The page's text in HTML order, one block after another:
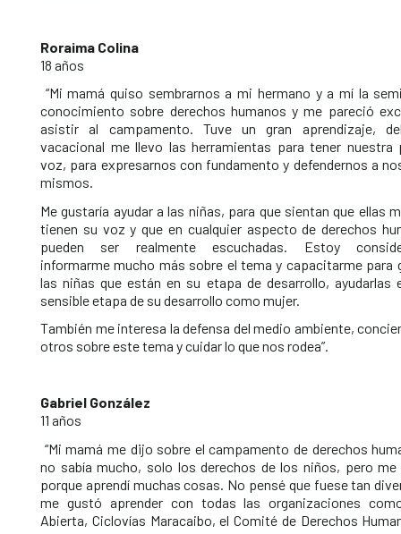
Roraima Colina
18 años
“Mi mamá quiso sembrarnos a mi hermano y a mí la
conocimiento sobre derechos humanos y me pareció
asistir al campamento. Tuve un gran aprendizaje,
vacacional me llevo las herramientas para tener nuestra
voz, para expresarnos con fundamento y defendernos a
mismos.
Me gustaría ayudar a las niñas, para que sientan que ellas
tienen su voz y que en cualquier aspecto de derechos
pueden ser realmente escuchadas. Estoy
informarme mucho más sobre el tema y capacitarme para
las niñas que están en su etapa de desarrollo, ayudarlas
sensible etapa de su desarrollo como mujer.
También me interesa la defensa del medio ambiente,
otros sobre este tema y cuidar lo que nos rodea”.
Gabriel González
11 años
“Mi mamá me dijo sobre el campamento de derechos
no sabía mucho, solo los derechos de los niños, pero me
porque aprendí muchas cosas. No pensé que fuese tan
me gustó aprender con todas las organizaciones
Abierta, Ciclovías Maracaibo, el Comité de Derechos